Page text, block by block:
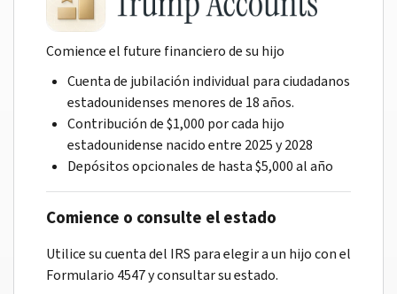
Comience el future financiero de su hijo
Cuenta de jubilación individual para ciudadanos
estadounidenses menores de 18 años.
Contribución de $1,000 por cada hijo
estadounidense nacido entre 2025 y 2028
Depósitos opcionales de hasta $5,000 al año
Comience o consulte el estado
Utilice su cuenta del IRS para elegir a un hijo con el
Formulario 4547 y consultar su estado.